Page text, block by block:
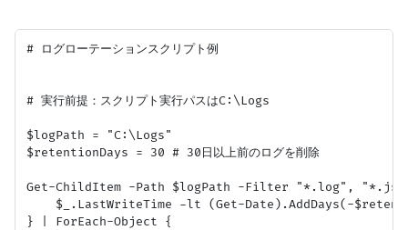
# ログローテーションスクリプト例
# 実行前提：スクリプト実行パスはC:\Logs
$logPath = "C:\Logs"
$retentionDays = 30 # 30日以上前のログを削除
Get-ChildItem -Path $logPath -Filter "*.log",
$_.LastWriteTime -lt (Get-Date).AddDays(-
} | ForEach-Object {